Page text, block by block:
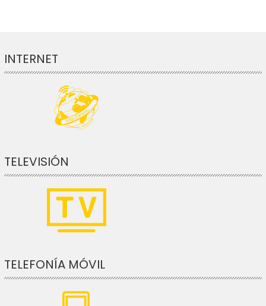
INTERNET
TELEVISIÓN
TELEFONÍA MÓVIL